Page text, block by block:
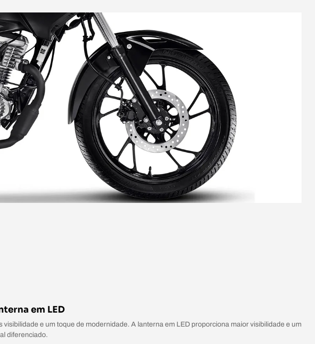
em LED
visibilidade e um toque de modernidade. A lanterna em LED proporciona maior visibilidade e um
diferenciado.